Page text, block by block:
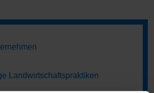
Landwirtschaftspraktiken